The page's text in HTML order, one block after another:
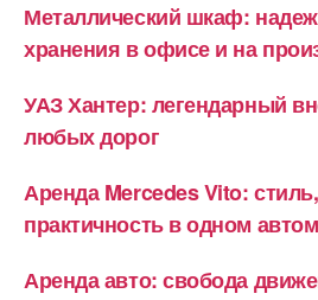
Металлический шкаф:
хранения в офисе и на
УАЗ Хантер: легендарный
любых дорог
Аренда Mercedes Vito:
практичность в одном
Аренда авто: свобода